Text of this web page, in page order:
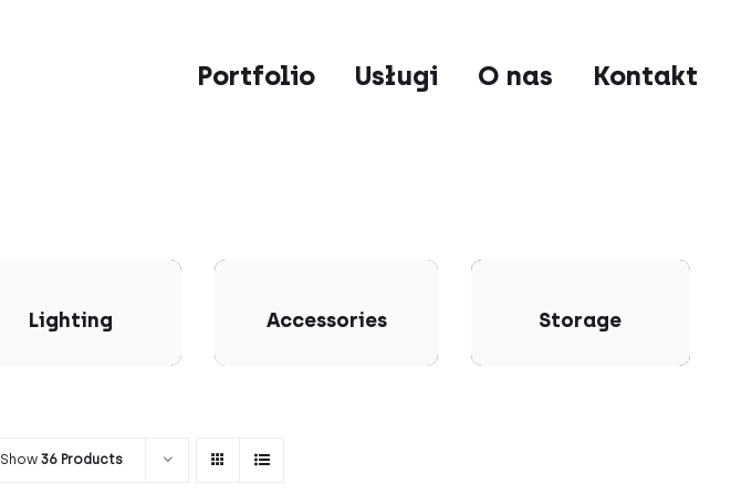
Portfolio Usługi O nas Kontakt
Lighting Accessories Storage
Show 36 Products